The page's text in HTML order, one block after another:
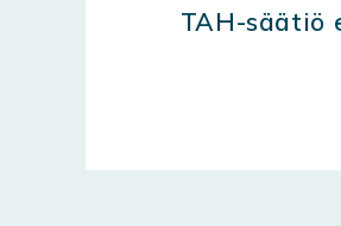
TAH-säätiö